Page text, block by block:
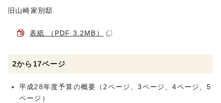
旧山崎家別邸
表紙 （PDF 3.2MB）
2から17ページ
平成28年度予算の概要（2ページ、3ページ、4ページ、5
ページ）